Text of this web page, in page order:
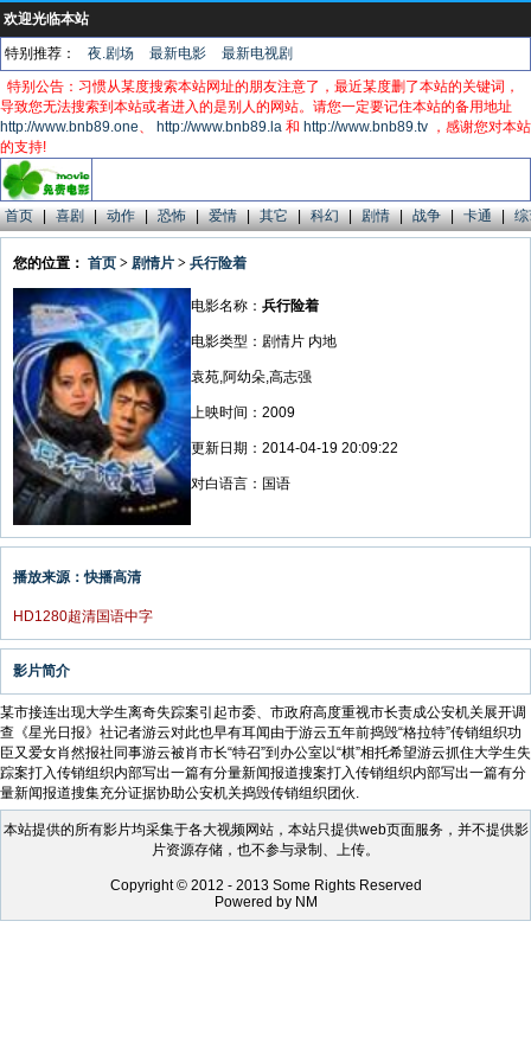
欢迎光临本站
特别推荐： 夜.剧场 最新电影
最新电视剧
特别公告：习惯从某度搜索本站网址的朋友注意了，最近某度删了本站的关键词，
导致您无法搜索到本站或者进入的是别人的网站。请您一定要记住本站的备用地址
http://www.bnb89.one、 http://www.bnb89.la 和 http://www.bnb89.tv ，感谢您对本站
的支持!
首页 | 喜剧 | 动作 | 恐怖 | 爱情 | 其它 | 科幻 | 剧情 | 战争 | 卡通 |
您的位置： 首页 > 剧情片 > 兵行险着
电影名称： 兵行险着
电影类型：剧情片 内地
袁苑,阿幼朵,高志强
上映时间：2009
更新日期：2014-04-19 20:09:22
对白语言：国语
播放来源：快播高清
HD1280超清国语中字
影片简介
某市接连出现大学生离奇失踪案引起市委、市政府高度重视市长责成公安机关展开调
查《星光日报》社记者游云对此也早有耳闻由于游云五年前捣毁“格拉特”传销组织功
臣又爱女肖然报社同事游云被肖市长“特召”到办公室以“棋”相托希望游云抓住大学生失
踪案打入传销组织内部写出一篇有分量新闻报道搜案打入传销组织内部写出一篇有分
量新闻报道搜集充分证据协助公安机关捣毁传销组织团伙.
本站提供的所有影片均采集于各大视频网站，本站只提供web页面服务，并不提供影
片资源存储，也不参与录制、上传。
Copyright © 2012 - 2013 Some Rights Reserved
Powered by NM